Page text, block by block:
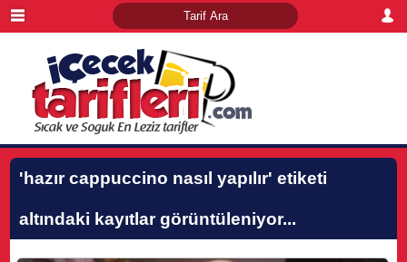
'hazır cappuccino nasıl yapılır' etiketi
altındaki kayıtlar görüntüleniyor...